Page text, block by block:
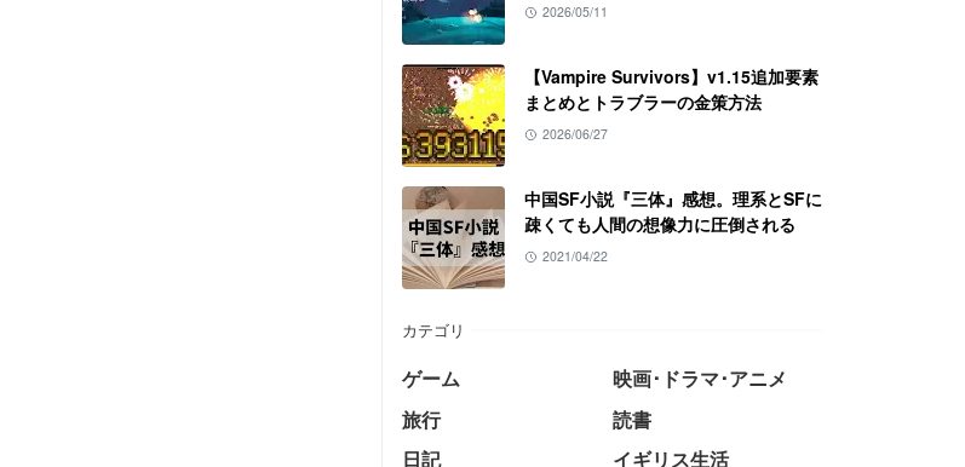
2026/05/11
【Vampire Survivors】v1.15追加要素
まとめとトラブラーの金策方法
2026/06/27
中国SF小説『三体』感想。理系とSFに
疎くても人間の想像力に圧倒される
2021/04/22
カテゴリ
ゲーム
映画･ドラマ･アニメ
旅行
読書
日記
イギリス生活